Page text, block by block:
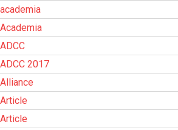
academia
Academia
ADCC
ADCC 2017
Alliance
Article
Article